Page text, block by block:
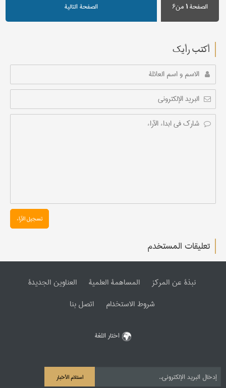
الصفحة۱ من۶ الصفحة التالیة
أکتب رأیك
تسجیل الآراء
تعليقات المستخدم
نبذة عن المرکز المساهمة العلمیة
العناوین الجدیدة
شروط الاستخدام
اتصل بنا
اختار اللغة
استلام الأخبار